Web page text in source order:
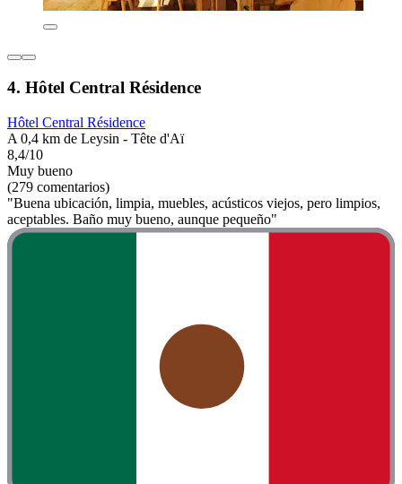
4. Hôtel Central Résidence
Hôtel Central Résidence
A 0,4 km de Leysin - Tête d'Aï
8,4/10
Muy bueno
(279 comentarios)
"Buena ubicación, limpia, muebles, acústicos viejos, pero limpios,
aceptables. Baño muy bueno, aunque pequeño"